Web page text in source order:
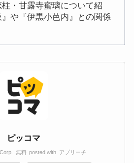
柱・甘露寺蜜璃について紹
や『伊黒小芭内』との関係
ピッコマ
無料 posted with アプリーチ